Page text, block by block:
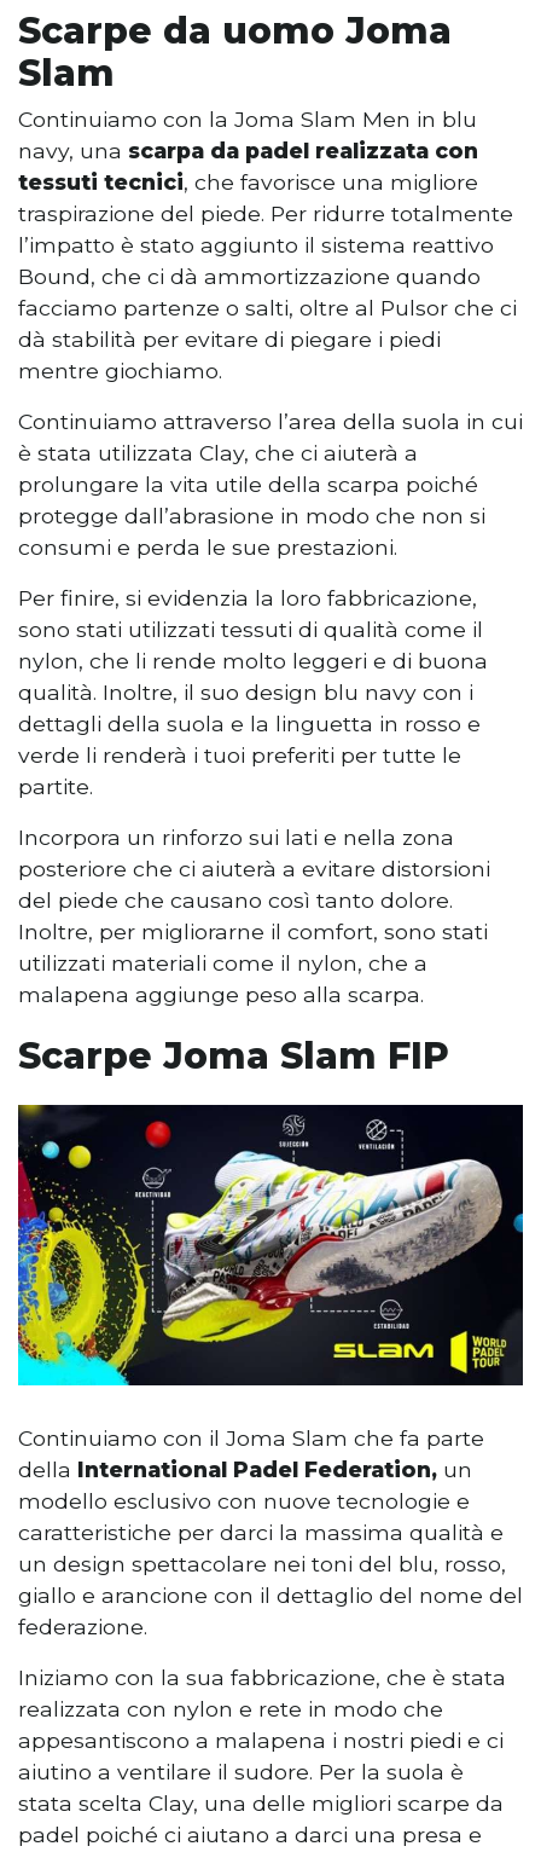
Scarpe da uomo Joma
Slam
Continuiamo con la Joma Slam Men in blu
navy, una scarpa da padel realizzata con
tessuti tecnici, che favorisce una migliore
traspirazione del piede. Per ridurre totalmente
l’impatto è stato aggiunto il sistema reattivo
Bound, che ci dà ammortizzazione quando
facciamo partenze o salti, oltre al Pulsor che ci
dà stabilità per evitare di piegare i piedi
mentre giochiamo.
Continuiamo attraverso l’area della suola in cui
è stata utilizzata Clay, che ci aiuterà a
prolungare la vita utile della scarpa poiché
protegge dall’abrasione in modo che non si
consumi e perda le sue prestazioni.
Per finire, si evidenzia la loro fabbricazione,
sono stati utilizzati tessuti di qualità come il
nylon, che li rende molto leggeri e di buona
qualità. Inoltre, il suo design blu navy con i
dettagli della suola e la linguetta in rosso e
verde li renderà i tuoi preferiti per tutte le
partite.
Incorpora un rinforzo sui lati e nella zona
posteriore che ci aiuterà a evitare distorsioni
del piede che causano così tanto dolore.
Inoltre, per migliorarne il comfort, sono stati
utilizzati materiali come il nylon, che a
malapena aggiunge peso alla scarpa.
Scarpe Joma Slam FIP
Continuiamo con il Joma Slam che fa parte
della International Padel Federation, un
modello esclusivo con nuove tecnologie e
caratteristiche per darci la massima qualità e
un design spettacolare nei toni del blu, rosso,
giallo e arancione con il dettaglio del nome del
federazione.
Iniziamo con la sua fabbricazione, che è stata
realizzata con nylon e rete in modo che
appesantiscono a malapena i nostri piedi e ci
aiutino a ventilare il sudore. Per la suola è
stata scelta Clay, una delle migliori scarpe da
padel poiché ci aiutano a darci una presa e